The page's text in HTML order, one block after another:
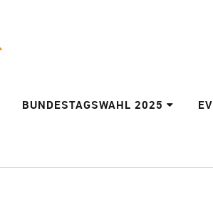
BUNDESTAGSWAHL 2025